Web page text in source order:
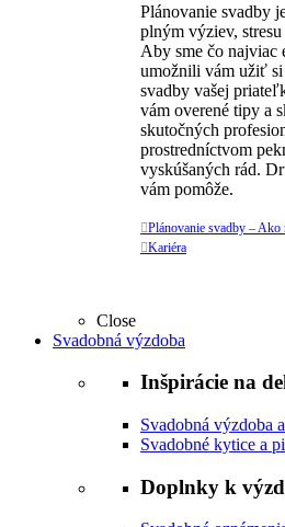
Plánovanie svadby
plným výziev,
Aby sme čo najviac
umožnili vám užiť si
svadby vašej
vám overené tipy a
skutočných
prostredníctvom
vyskúšaných rád.
vám pomôže.
Plánovanie svadby – Ako
Kariéra
Close
Svadobná výzdoba
Inšpirácie na
Svadobná výzdoba
Svadobné kytice a
Doplnky k